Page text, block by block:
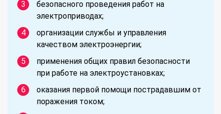
безопасного проведения работ на
электроприводах;
организации службы и управления
качеством электроэнергии;
применения общих правил безопасности
при работе на электроустановках;
оказания первой помощи пострадавшим от
поражения током;